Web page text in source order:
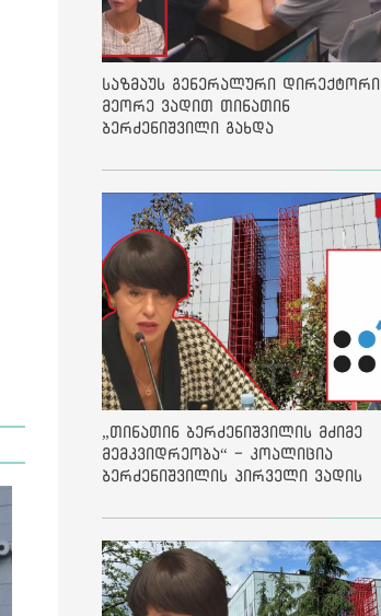
საზმაუს გენერალური დირექტორი
მეორე ვადით თინათინ
ბერძენიშვილი გახდა
„თინათინ ბერძენიშვილის მძიმე
მემკვიდრეობა“ - კოალიცია
ბერძენიშვილის პირველი ვადის